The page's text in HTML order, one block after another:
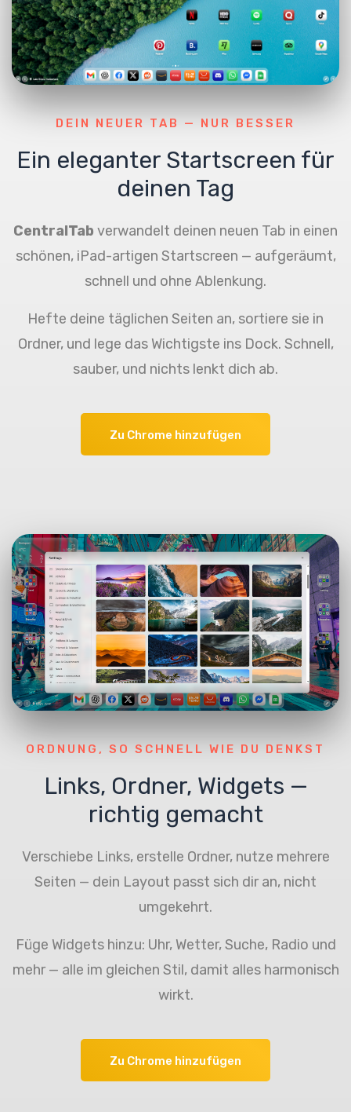
DEIN NEUER TAB — NUR BESSER
Ein eleganter Startscreen für
deinen Tag
CentralTab verwandelt deinen neuen Tab in einen
schönen, iPad-artigen Startscreen — aufgeräumt,
schnell und ohne Ablenkung.
Hefte deine täglichen Seiten an, sortiere sie in
Ordner, und lege das Wichtigste ins Dock. Schnell,
sauber, und nichts lenkt dich ab.
Zu Chrome hinzufügen
ORDNUNG, SO SCHNELL WIE DU DENKST
Links, Ordner, Widgets —
richtig gemacht
Verschiebe Links, erstelle Ordner, nutze mehrere
Seiten — dein Layout passt sich dir an, nicht
umgekehrt.
Füge Widgets hinzu: Uhr, Wetter, Suche, Radio und
mehr — alle im gleichen Stil, damit alles harmonisch
wirkt.
Zu Chrome hinzufügen